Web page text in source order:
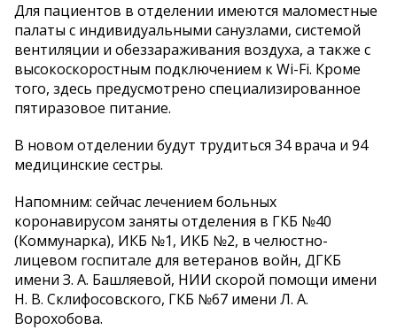
Для пациентов в отделении имеются маломестные
палаты с индивидуальными санузлами, системой
вентиляции и обеззараживания воздуха, а также с
высокоскоростным подключением к Wi-Fi. Кроме
того, здесь предусмотрено специализированное
пятиразовое питание.
В новом отделении будут трудиться 34 врача и 94
медицинские сестры.
Напомним: сейчас лечением больных
коронавирусом заняты отделения в ГКБ №40
(Коммунарка), ИКБ №1, ИКБ №2, в челюстно-
лицевом госпитале для ветеранов войн, ДГКБ
имени З. А. Башляевой, НИИ скорой помощи имени
Н. В. Склифосовского, ГКБ №67 имени Л. А.
Ворохобова.